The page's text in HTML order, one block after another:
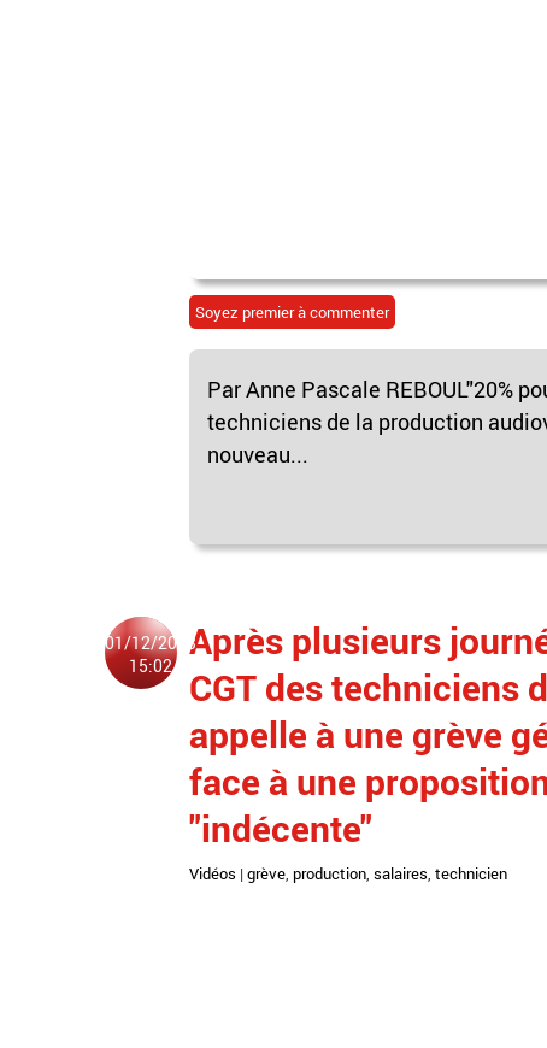
Soyez premier à commenter
Par Anne Pascale REBOUL"20%
techniciens de la production
nouveau...
01/12/2023
15:02
Après plusieurs
CGT des techniciens
appelle à une grève
face à une
"indécente"
Vidéos | grève, production, salaires, technicien